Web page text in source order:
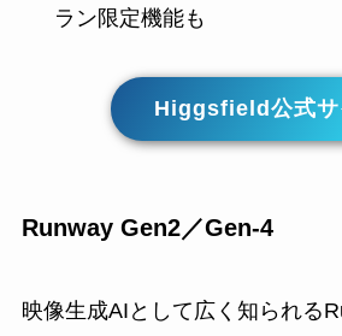
ラン限定機能も
Higgsfield公式サ
Runway Gen2／Gen‑4
映像生成AIとして広く知られる